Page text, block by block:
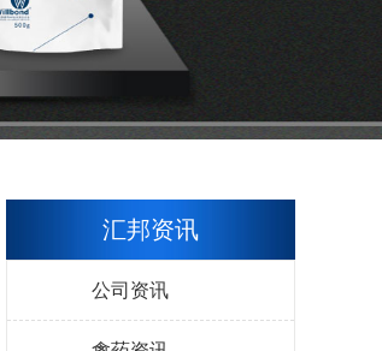
汇邦资讯
公司资讯